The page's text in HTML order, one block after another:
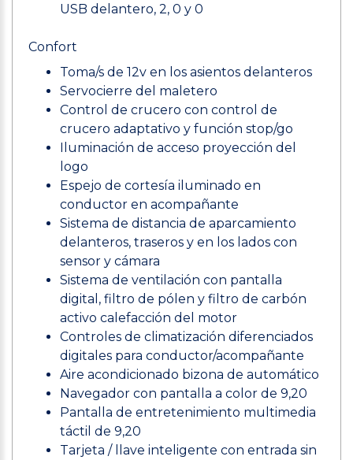
USB delantero, 2, 0 y 0
Confort
Toma/s de 12v en los asientos delanteros
Servocierre del maletero
Control de crucero con control de
crucero adaptativo y función stop/go
Iluminación de acceso proyección del
logo
Espejo de cortesía iluminado en
conductor en acompañante
Sistema de distancia de aparcamiento
delanteros, traseros y en los lados con
sensor y cámara
Sistema de ventilación con pantalla
digital, filtro de pólen y filtro de carbón
activo calefacción del motor
Controles de climatización diferenciados
digitales para conductor/acompañante
Aire acondicionado bizona de automático
Navegador con pantalla a color de 9,20
Pantalla de entretenimiento multimedia
táctil de 9,20
Tarjeta / llave inteligente con entrada sin